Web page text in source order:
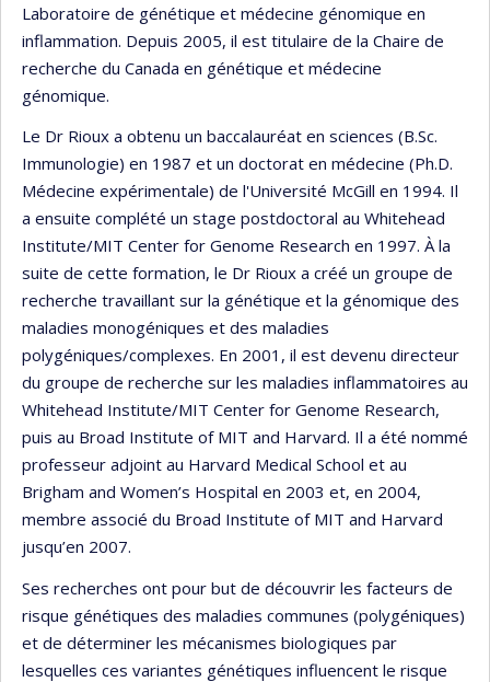
Laboratoire de génétique et médecine génomique en
inflammation. Depuis 2005, il est titulaire de la Chaire de
recherche du Canada en génétique et médecine
génomique.
Le Dr Rioux a obtenu un baccalauréat en sciences (B.Sc.
Immunologie) en 1987 et un doctorat en médecine (Ph.D.
Médecine expérimentale) de l'Université McGill en 1994. Il
a ensuite complété un stage postdoctoral au Whitehead
Institute/MIT Center for Genome Research en 1997. À la
suite de cette formation, le Dr Rioux a créé un groupe de
recherche travaillant sur la génétique et la génomique des
maladies monogéniques et des maladies
polygéniques/complexes. En 2001, il est devenu directeur
du groupe de recherche sur les maladies inflammatoires au
Whitehead Institute/MIT Center for Genome Research,
puis au Broad Institute of MIT and Harvard. Il a été nommé
professeur adjoint au Harvard Medical School et au
Brigham and Women’s Hospital en 2003 et, en 2004,
membre associé du Broad Institute of MIT and Harvard
jusqu’en 2007.
Ses recherches ont pour but de découvrir les facteurs de
risque génétiques des maladies communes (polygéniques)
et de déterminer les mécanismes biologiques par
lesquelles ces variantes génétiques influencent le risque